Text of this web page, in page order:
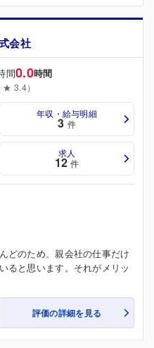
会社
間0.0時間
★ 3.4）
年収・給与明細
3 件
求人
12 件
どのため、親会社の仕事だけ
ると思います。それがメリッ
評価の詳細を見る